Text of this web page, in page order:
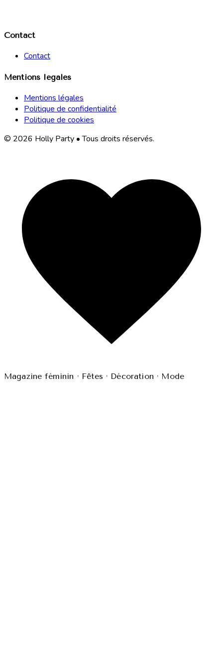
Contact
Contact
Mentions légales
Mentions légales
Politique de confidentialité
Politique de cookies
© 2026 Holly Party • Tous droits réservés.
Magazine féminin · Fêtes · Décoration · Mode